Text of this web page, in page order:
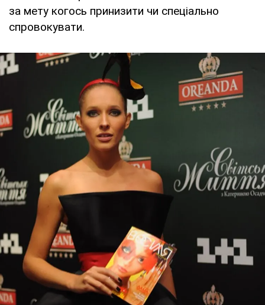
за мету когось принизити чи спеціально
спровокувати.